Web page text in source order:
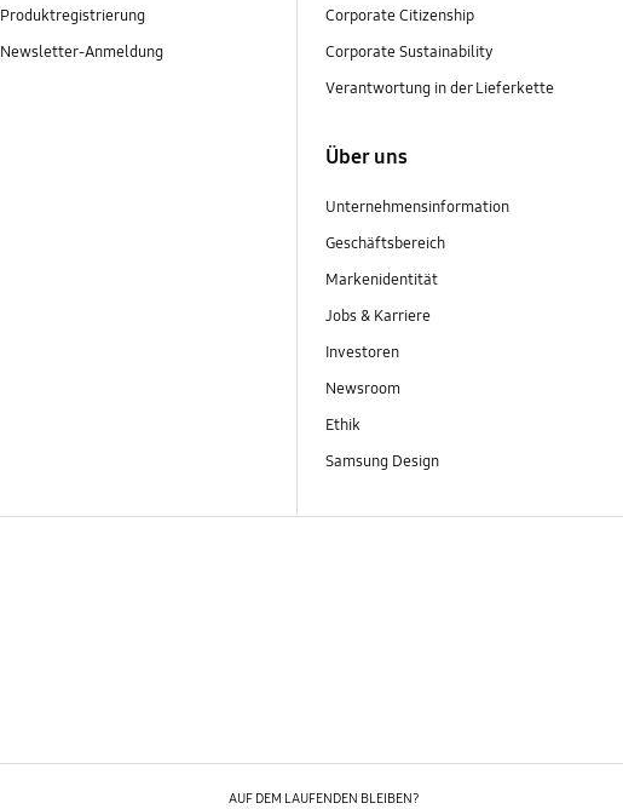
Produktregistrierung
Newsletter-Anmeldung
Corporate Citizenship
Corporate Sustainability
Verantwortung in der Lieferkette
Über uns
Unternehmensinformation
Geschäftsbereich
Markenidentität
Jobs & Karriere
Investoren
Newsroom
Ethik
Samsung Design
AUF DEM LAUFENDEN BLEIBEN?